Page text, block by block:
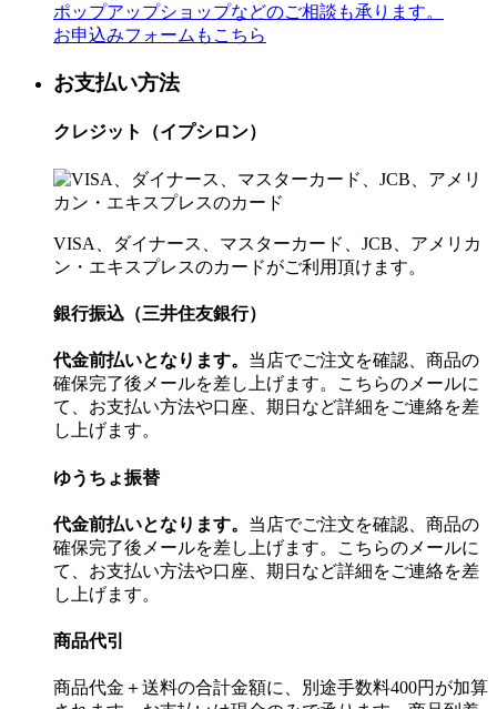
ポップアップショップなどのご相談も承ります。
お申込みフォームもこちら
お支払い方法
クレジット（イプシロン）
VISA、ダイナース、マスターカード、JCB、アメリカ
ン・エキスプレスのカードがご利用頂けます。
銀行振込（三井住友銀行）
代金前払いとなります。 当店でご注文を確認、商品の
確保完了後メールを差し上げます。こちらのメールに
て、お支払い方法や口座、期日など詳細をご連絡を差
し上げます。
ゆうちょ振替
代金前払いとなります。 当店でご注文を確認、商品の
確保完了後メールを差し上げます。こちらのメールに
て、お支払い方法や口座、期日など詳細をご連絡を差
し上げます。
商品代引
商品代金＋送料の合計金額に、別途手数料400円が加算